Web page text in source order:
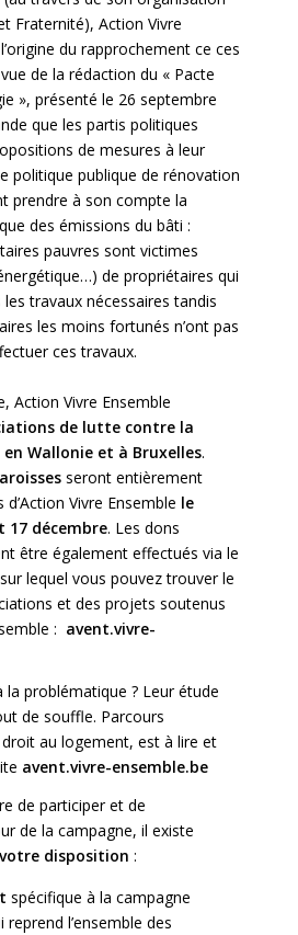
Fraternité), Action Vivre
du rapprochement ce ces
de la rédaction du « Pacte
», présenté le 26 septembre
que les partis politiques
de mesures à leur
politique publique de rénovation
prendre à son compte la
des émissions du bâti :
pauvres sont victimes
de propriétaires qui
les travaux nécessaires tandis
les moins fortunés n’ont pas
ces travaux.
Action Vivre Ensemble
de lutte contre la
Wallonie et à Bruxelles.
seront entièrement
Vivre Ensemble le
17 décembre. Les dons
être également effectués via le
lequel vous pouvez trouver le
et des projets soutenus
: avent.vivre-
problématique ? Leur étude
de souffle. Parcours
droit au logement, est à lire et
avent.vivre-ensemble.be
de participer et de
de la campagne, il existe
disposition :
spécifique à la campagne
reprend l’ensemble des